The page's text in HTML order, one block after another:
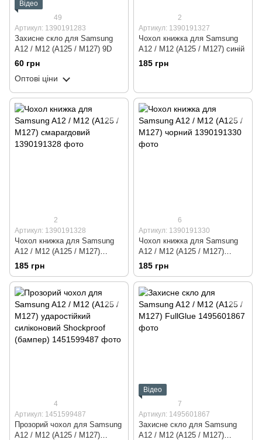
Відео
49
Артикул: 1390191283
Захисне скло для Samsung
A12 / M12 (A125 / M127) 9D
60 грн
Оптові ціни
2
Артикул: 1390191327
Чохол книжка для Samsung
A12 / M12 (A125 / M127) синій
185 грн
2
Артикул: 1390191328
Чохол книжка для Samsung
A12 / M12 (A125 / M127)
смарагдовий
185 грн
6
Артикул: 1390191330
Чохол книжка для Samsung
A12 / M12 (A125 / M127)
чорний
185 грн
4
Артикул: 1451599487
Прозорий чохол для Samsung
A12 / M12 (A125 / M127)
Відео
7
Артикул: 1495601867
Захисне скло для Samsung
A12 / M12 (A125 / M127)